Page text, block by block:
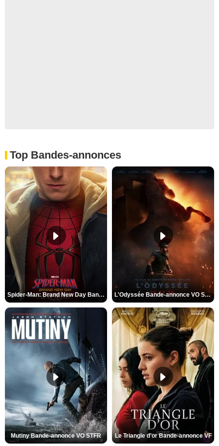
Top Bandes-annonces
Spider-Man: Brand New Day Bande-annonce VO STFR L'Odyssée Bande-annonce VO STFR
Mutiny Bande-annonce VO STFR Le Triangle d'or Bande-annonce VF